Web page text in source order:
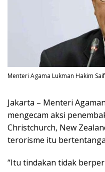
Menteri Agama Lukman Hakim
Jakarta – Menteri
mengecam aksi
Christchurch, New
terorisme itu
“Itu tindakan tidak